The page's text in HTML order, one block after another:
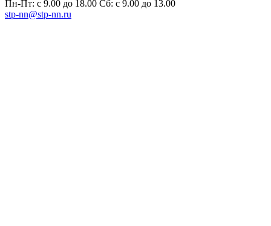
Пн-Пт: с 9.00 до 18.00 Сб: с 9.00 до 13.00
stp-nn@stp-nn.ru